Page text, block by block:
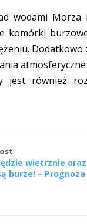
wodami Morza
komórki
jest również
wietrznie oraz
burze! – Prognoza